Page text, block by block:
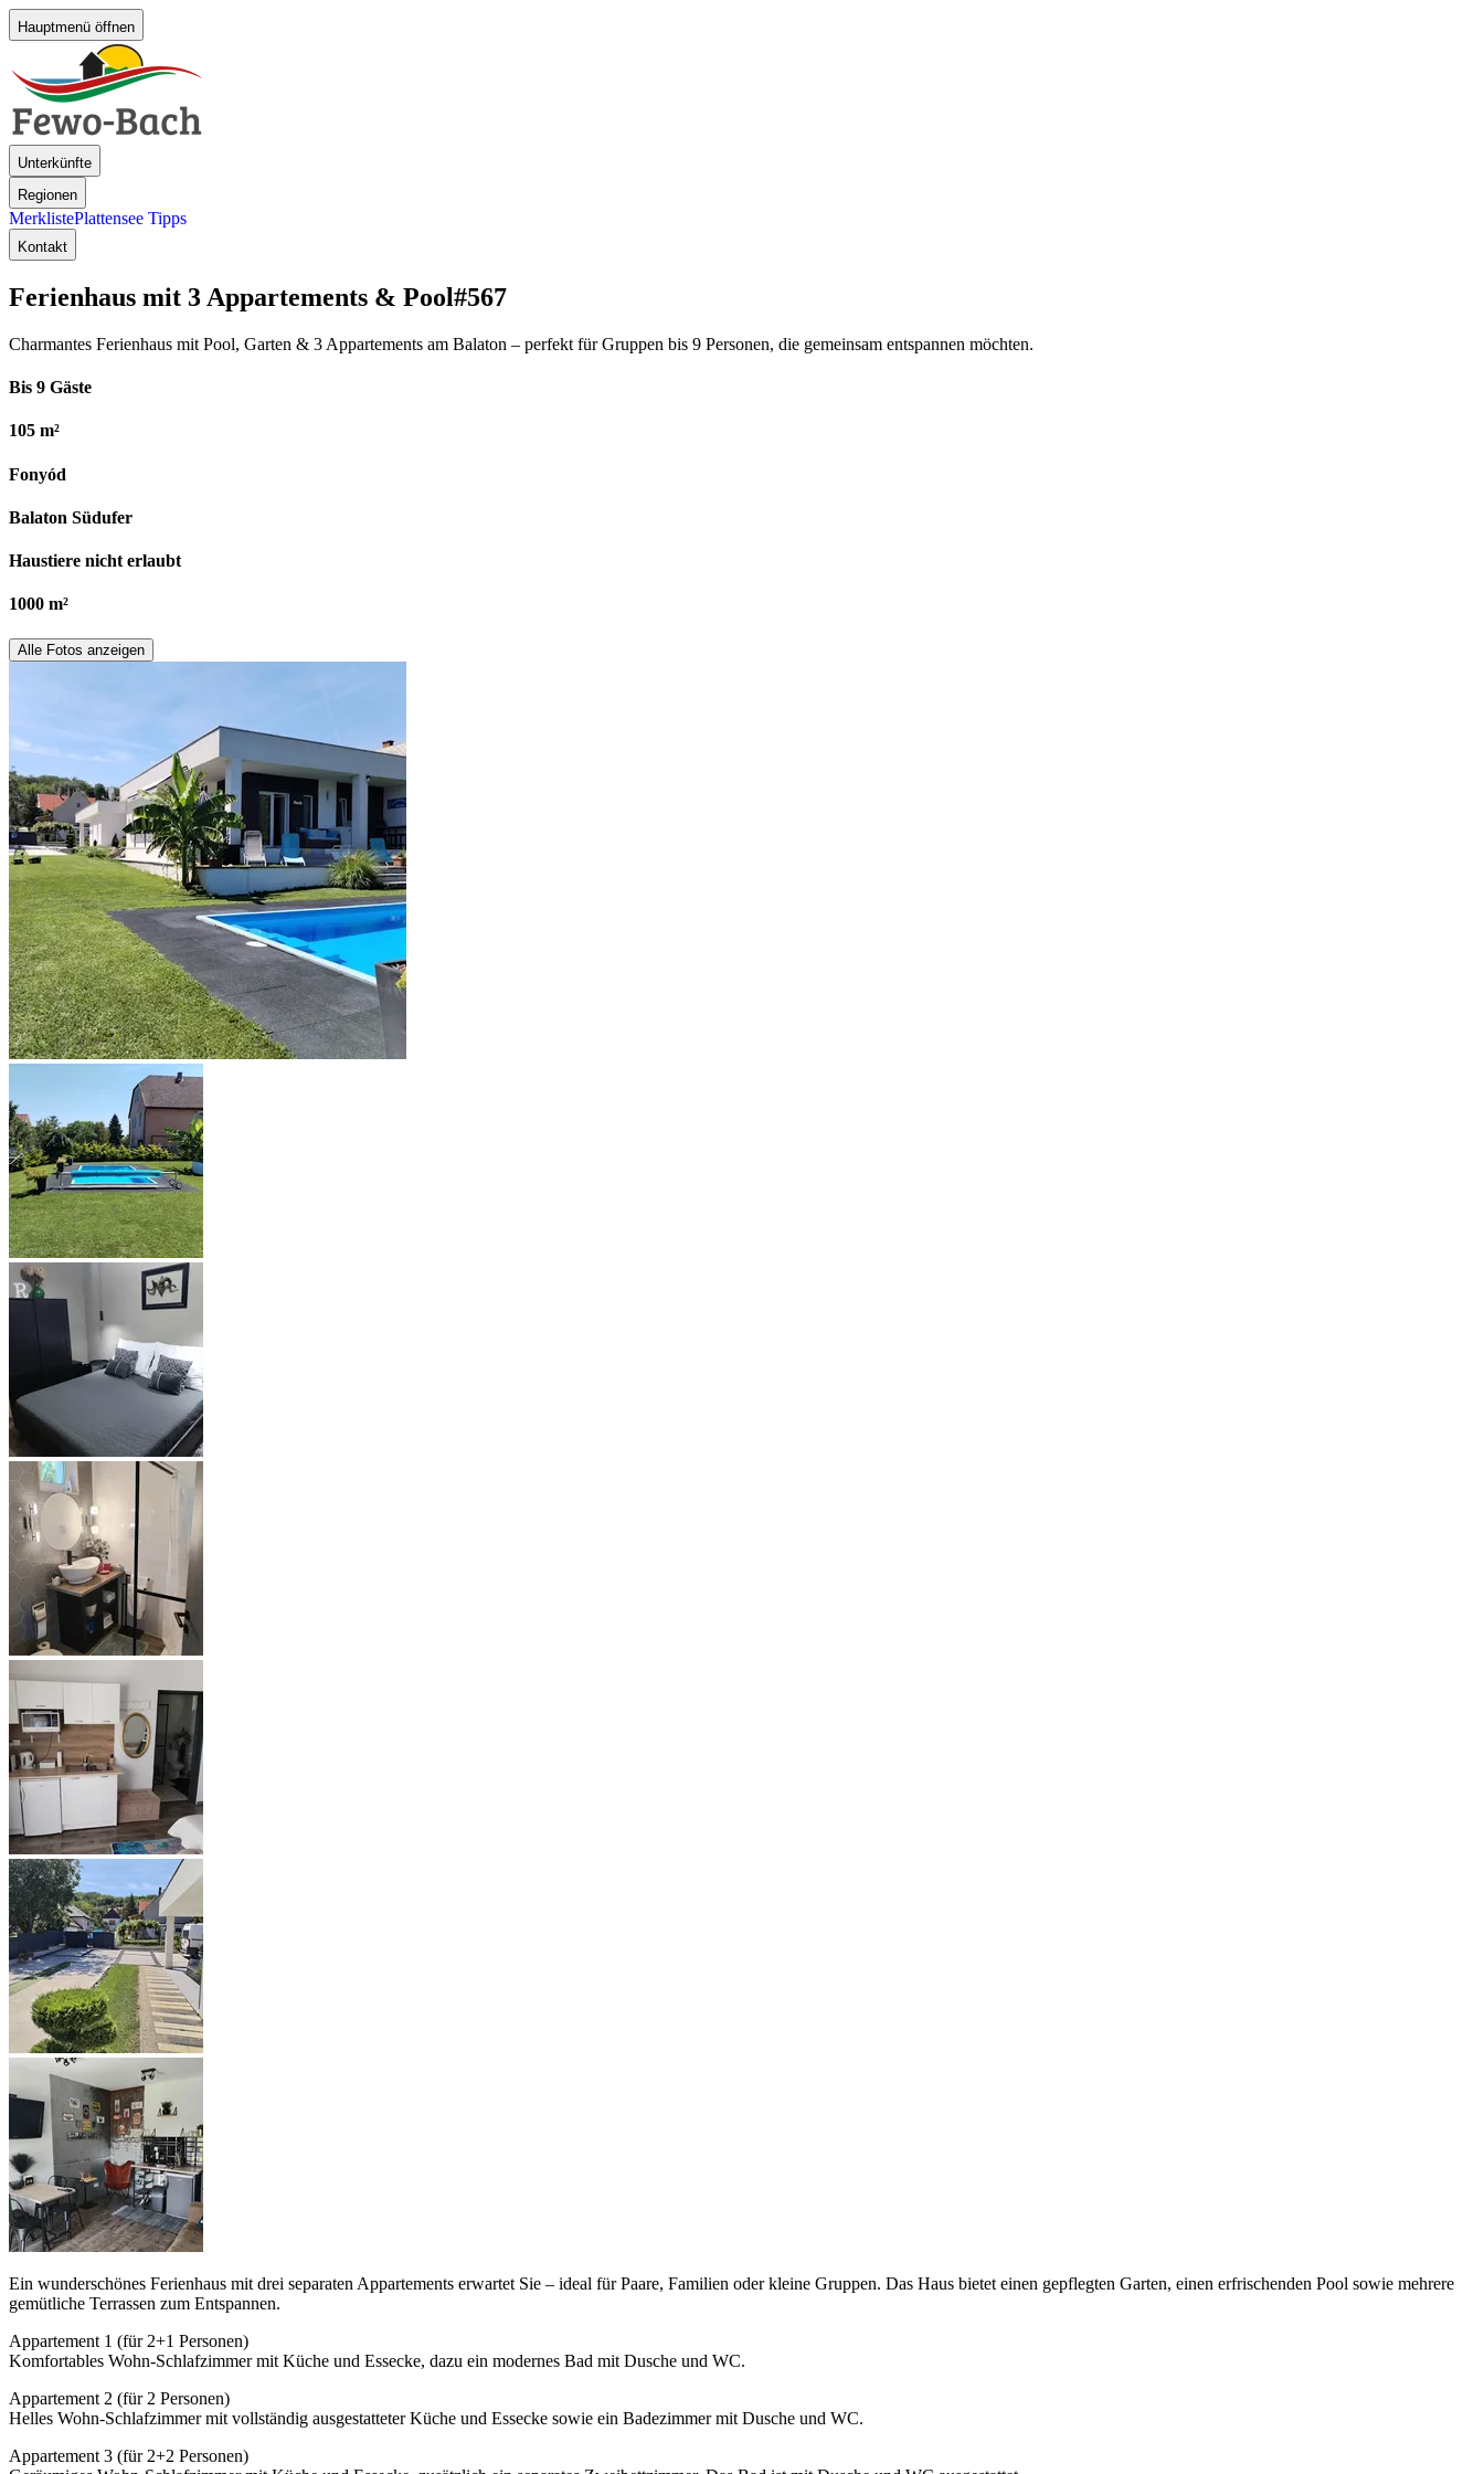
Hauptmenü öffnen
Unterkünfte
Regionen
MerklistePlattensee Tipps
Kontakt
Ferienhaus mit 3 Appartements & Pool#567
Charmantes Ferienhaus mit Pool, Garten & 3 Appartements am Balaton – perfekt für Gruppen bis 9 Personen, die gemeinsam entspannen möchten.
Bis 9 Gäste
105 m²
Fonyód
Balaton Südufer
Haustiere nicht erlaubt
1000 m²
Alle Fotos anzeigen
Ein wunderschönes Ferienhaus mit drei separaten Appartements erwartet Sie – ideal für Paare, Familien oder kleine Gruppen. Das Haus bietet einen gepflegten Garten, einen erfrischenden Pool sowie mehrere
gemütliche Terrassen zum Entspannen.
Appartement 1 (für 2+1 Personen)
Komfortables Wohn-Schlafzimmer mit Küche und Essecke, dazu ein modernes Bad mit Dusche und WC.
Appartement 2 (für 2 Personen)
Helles Wohn-Schlafzimmer mit vollständig ausgestatteter Küche und Essecke sowie ein Badezimmer mit Dusche und WC.
Appartement 3 (für 2+2 Personen)